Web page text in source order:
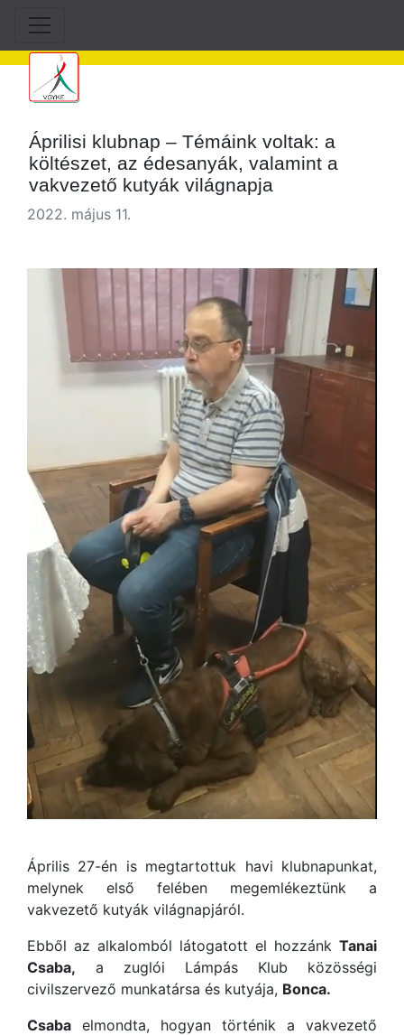
Áprilisi klubnap – Témáink voltak: a
költészet, az édesanyák, valamint a
vakvezető kutyák világnapja
2022. május 11.
Április 27-én is megtartottuk havi klubnapunkat,
melynek első felében megemlékeztünk a
vakvezető kutyák világnapjáról.
Ebből az alkalomból látogatott el hozzánk Tanai
Csaba, a zuglói Lámpás Klub közösségi
civilszervező munkatársa és kutyája, Bonca.
Csaba elmondta, hogyan történik a vakvezető